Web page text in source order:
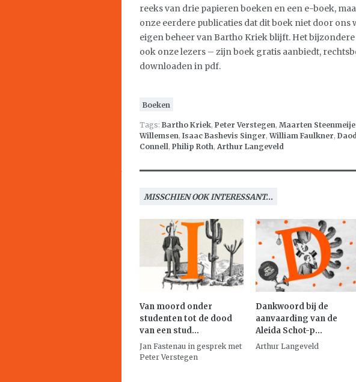
reeks van drie papieren boeken en een e-boek,
onze eerdere publicaties dat dit boek niet door
eigen beheer van Bartho Kriek blijft. Het
ook onze lezers – zijn boek gratis aanbiedt,
downloaden in pdf.
Boeken
Tags: Bartho Kriek, Peter Verstegen, Maarten
Willemsen, Isaac Bashevis Singer,William Faulkner,
Connell, Philip Roth, Arthur Langeveld
MISSCHIEN OOK INTERESSANT...
Van moord onder
studenten tot de dood
van een stud...
Jan Fastenau in gesprek met
Peter Verstegen
Dankwoord bij de
aanvaarding van de
Aleida Schot-p...
Arthur Langeveld